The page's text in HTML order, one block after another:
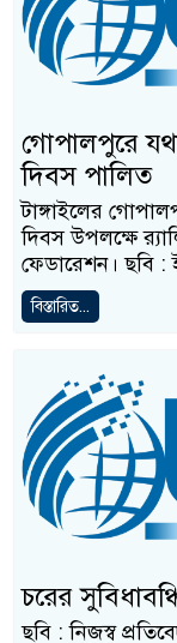
গোপালপুরে
দিবস পালিত
টাঙ্গাইলের
দিবস উপলক্ষে
ফেডারেশন। ছবি
বিস্তারিত...
চরের
ছবি : নিজস্ব